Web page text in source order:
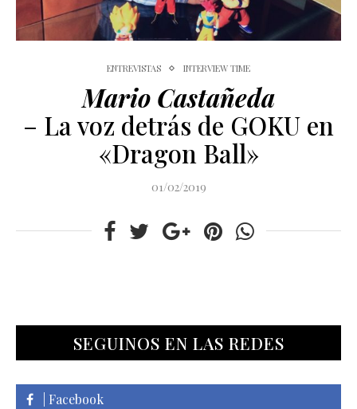
ENTREVISTAS INTERVIEW TIME
Mario Castañeda
– La voz detrás de GOKU en
«Dragon Ball»
01/02/2019
SEGUINOS EN LAS REDES
| Facebook